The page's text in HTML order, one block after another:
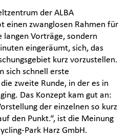
der ALBA
einen zwanglosen Rahmen für
langen Vorträge, sondern
eingeräumt, sich, das
kurz vorzustellen.
sich schnell erste
zweite Runde, in der es in
Das Konzept kam gut an:
der einzelnen so kurz
den Punkt.“, ist die Meinung
Park Harz GmbH.